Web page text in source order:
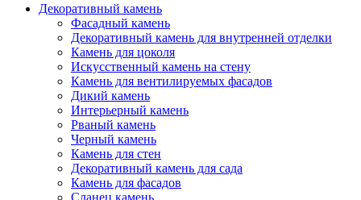
Декоративный камень
Фасадный камень
Декоративный камень для внутренней отделки
Камень для цоколя
Искусственный камень на стену
Камень для вентилируемых фасадов
Дикий камень
Интерьерный камень
Рваный камень
Черный камень
Камень для стен
Декоративный камень для сада
Камень для фасадов
Сланец камень